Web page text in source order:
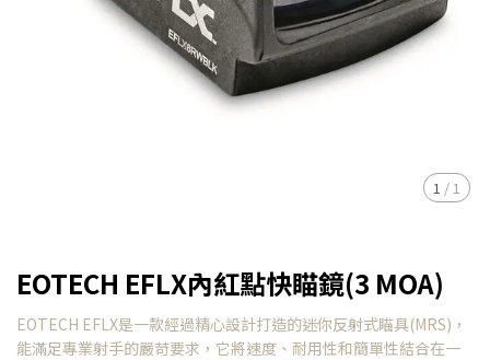
1 / 1
EOTECH EFLX內紅點快瞄鏡(3 MOA)
EOTECH EFLX是一款經過精心設計打造的迷你反射式瞄具(MRS)，
能滿足專業射手的嚴苛要求，它將速度、耐用性和簡單性結合在一